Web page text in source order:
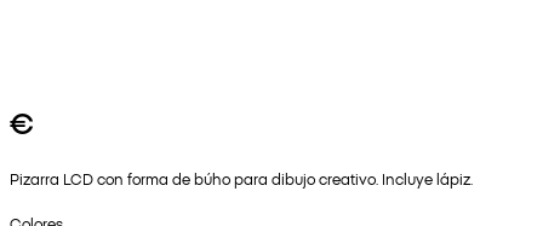
€
Pizarra LCD con forma de búho para dibujo creativo. Incluye lápiz.